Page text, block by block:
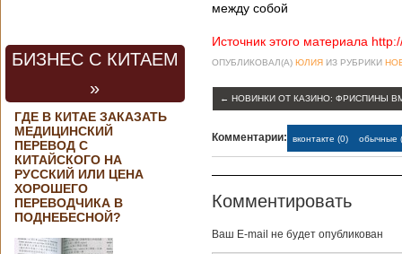
БИЗНЕС С КИТАЕМ
»
ГДЕ В КИТАЕ ЗАКАЗАТЬ
МЕДИЦИНСКИЙ
ПЕРЕВОД С
КИТАЙСКОГО НА
РУССКИЙ ИЛИ ЦЕНА
ХОРОШЕГО
ПЕРЕВОДЧИКА В
ПОДНЕБЕСНОЙ?
между собой
Источник этого материала
ОПУБЛИКОВАЛ(А) ЮЛИЯ ИЗ РУБРИКИ
← НОВИНКИ ОТ КАЗИНО: ФРИСПИНЫ
Комментарии: вконтакте (0) обычные
Комментировать
Baш E-mail не будет опубликован